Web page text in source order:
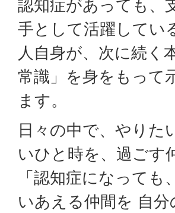
認知症があっても、
手として活躍してい
人自身が、次に続く
常識」を身をもって
ます。
日々の中で、やりた
いひと時を、過ごす
「認知症になって
いあえる仲間を 自